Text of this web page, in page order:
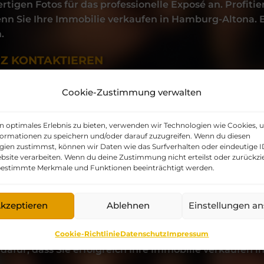
Cookie-Zustimmung verwalten
optimales Erlebnis zu bieten, verwenden wir Technologien wie Cookies,
zu speichern und/oder darauf zuzugreifen. Wenn du diesen
zustimmst, können wir Daten wie das Surfverhalten oder eindeutige
verarbeiten. Wenn du deine Zustimmung nicht erteilst oder
Merkmale und Funktionen beeinträchtigt werden.
Ablehnen Einstellungen
Cookie-RichtlinieDatenschutzImpressum
Fotos für das professionelle Exposé an.
Sie Ihre Immobilie verkaufen in Hamburg-Altona.
KONTAKTIEREN
verkaufen in Hamburg-Altona
, gehen wir ähnlich vor wie bei einem
organisieren Vermarktung und Besichtigungen.
dass die potenziellen Käufer in die
Zusammenwohnen.
Kaufvertrag und begleiten Sie zum Notar sowie
dass Sie erfolgreich IhreImmobilie verkaufen